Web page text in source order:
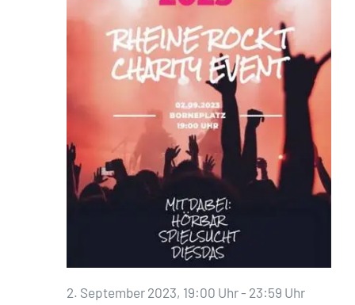
2. September 2023, 19:00 Uhr- 23:59 Uhr